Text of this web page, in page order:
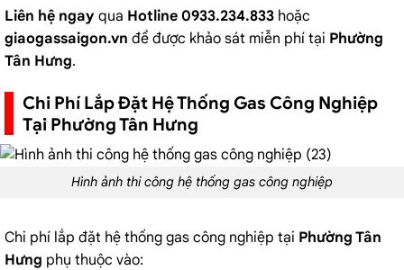
Liên hệ ngay qua Hotline 0933.234.833 hoặc
giaogassaigon.vn để được khảo sát miễn phí tại Phường
Tân Hưng.
Chi Phí Lắp Đặt Hệ Thống Gas Công Nghiệp
Tại Phường Tân Hưng
Hình ảnh thi công hệ thống gas công nghiệp
Chi phí lắp đặt hệ thống gas công nghiệp tại Phường Tân
Hưng phụ thuộc vào: